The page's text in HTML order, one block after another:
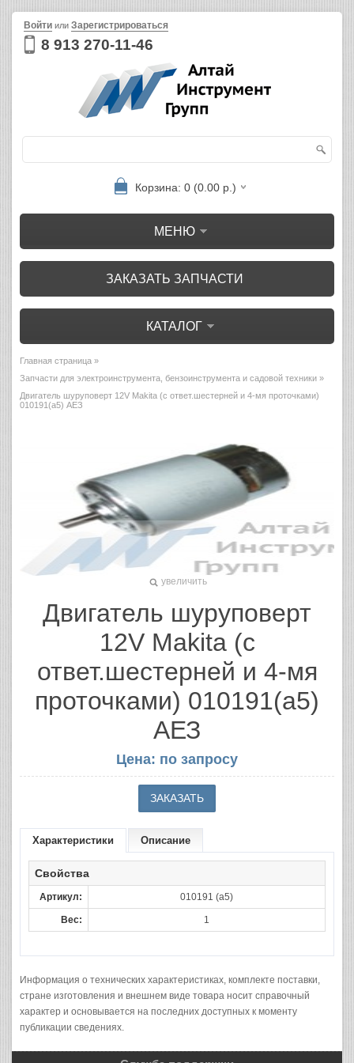
8 913 270-11-46
Войти или Зарегистрироваться
Корзина: 0 (0.00 р.)
МЕНЮ
ЗАКАЗАТЬ ЗАПЧАСТИ
КАТАЛОГ
Главная страница »
Запчасти для электроинструмента, бензоинструмента и садовой техники »
Двигатель шуруповерт 12V Makita (с ответ.шестерней и 4-мя проточками)
010191(а5) АЕЗ
увеличить
Двигатель шуруповерт
12V Makita (с
ответ.шестерней и 4-мя
проточками) 010191(а5)
АЕЗ
Цена: по запросу
Характеристики Описание
Свойства
Артикул: 010191 (a5)
Вес: 1
Информация о технических характеристиках, комплекте поставки,
стране изготовления и внешнем виде товара носит справочный
характер и основывается на последних доступных к моменту
публикации сведениях.